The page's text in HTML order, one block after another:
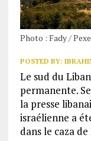
Photo : Fady /
POSTED BY:
Le sud du
permanente.
la presse
israélienne a
dans le caza